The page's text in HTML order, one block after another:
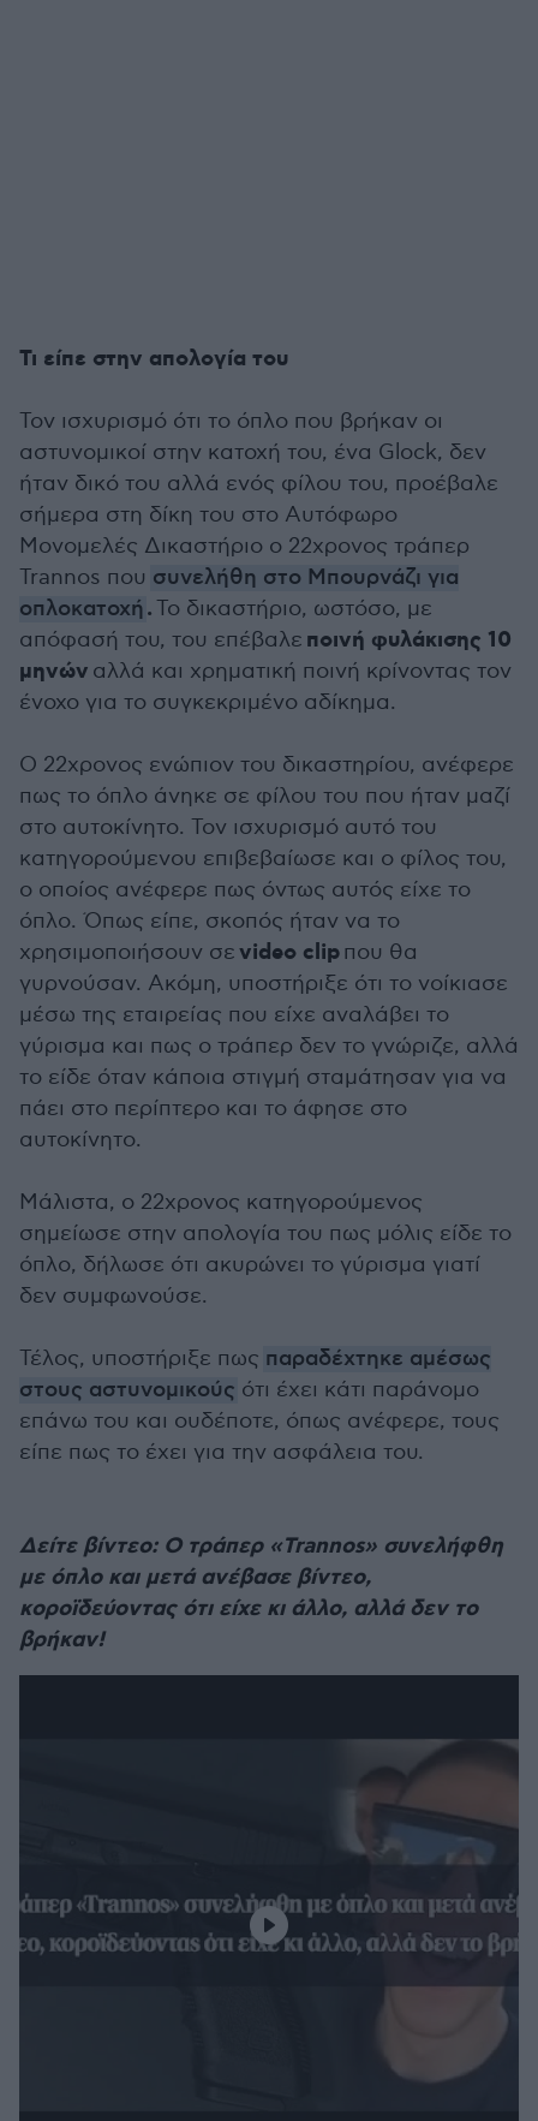
Τι είπε στην απολογία του
Τον ισχυρισμό ότι το όπλο που βρήκαν οι
αστυνομικοί στην κατοχή του, ένα Glock, δεν
ήταν δικό του αλλά ενός φίλου του, προέβαλε
σήμερα στη δίκη του στο Αυτόφωρο
Μονομελές Δικαστήριο ο 22χρονος τράπερ
Trannos που συνελήθη στο Μπουρνάζι για
οπλοκατοχή.Το δικαστήριο, ωστόσο, με
απόφασή του, του επέβαλε ποινή φυλάκισης 10
μηνών αλλά και χρηματική ποινή κρίνοντας τον
ένοχο για το συγκεκριμένο αδίκημα.
Ο 22χρονος ενώπιον του δικαστηρίου, ανέφερε
πως το όπλο άνηκε σε φίλου του που ήταν μαζί
στο αυτοκίνητο. Τον ισχυρισμό αυτό του
κατηγορούμενου επιβεβαίωσε και ο φίλος του,
ο οποίος ανέφερε πως όντως αυτός είχε το
όπλο. Όπως είπε, σκοπός ήταν να το
χρησιμοποιήσουν σεvideo clipπου θα
γυρνούσαν. Ακόμη, υποστήριξε ότι το νοίκιασε
μέσω της εταιρείας που είχε αναλάβει το
γύρισμα και πως ο τράπερ δεν το γνώριζε, αλλά
το είδε όταν κάποια στιγμή σταμάτησαν για να
πάει στο περίπτερο και το άφησε στο
αυτοκίνητο.
Μάλιστα, ο 22χρονος κατηγορούμενος
σημείωσε στην απολογία του πως μόλις είδε το
όπλο, δήλωσε ότι ακυρώνει το γύρισμα γιατί
δεν συμφωνούσε.
Τέλος, υποστήριξε πως παραδέχτηκε αμέσως
στους αστυνομικούς ότι έχει κάτι παράνομο
επάνω του και ουδέποτε, όπως ανέφερε, τους
είπε πως το έχει για την ασφάλεια του.
Δείτε βίντεο: Ο τράπερ «Trannos» συνελήφθη
με όπλο και μετά ανέβασε βίντεο,
κοροϊδεύοντας ότι είχε κι άλλο, αλλά δεν το
βρήκαν!